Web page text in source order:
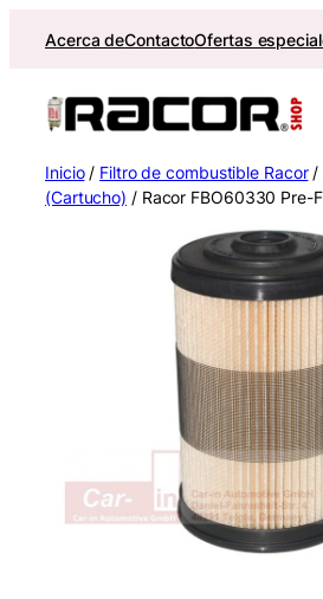
Acerca deContactoOfertas
Inicio/ Filtro de combustible Racor/
(Cartucho) / Racor FBO60330 Pre-